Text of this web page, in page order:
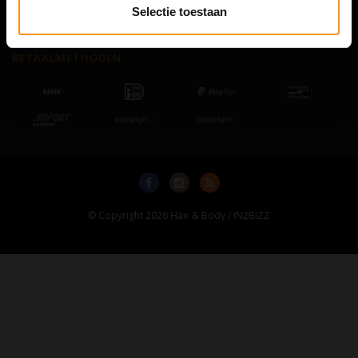
Selectie toestaan
BETAALMETHODEN
© Copyright 2026 Hair & Body / IN2BIZZ